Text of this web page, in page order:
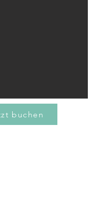
buchen